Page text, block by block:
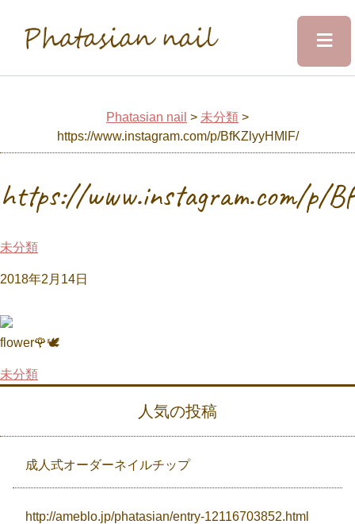
≡
Campaign
Access
Phatasian nail > 未分類 >
https://www.instagram.com/p/BfKZlyyHMlF/
https://www.instagram.com/p/
未分類
2018年2月14日
flower🌹🕊
未分類
人気の投稿
成人式オーダーネイルチップ
http://ameblo.jp/phatasian/entry-12116703852.html